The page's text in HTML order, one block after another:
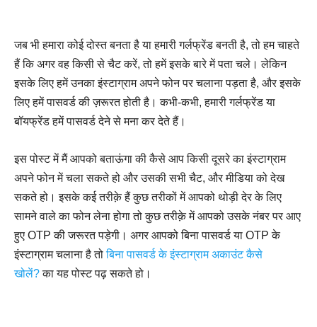
जब भी हमारा कोई दोस्त बनता है या हमारी गर्लफ्रेंड बनती है, तो हम चाहते
हैं कि अगर वह किसी से चैट करें, तो हमें इसके बारे में पता चले। लेकिन
इसके लिए हमें उनका इंस्टाग्राम अपने फोन पर चलाना पड़ता है, और इसके
लिए हमें पासवर्ड की ज़रूरत होती है। कभी-कभी, हमारी गर्लफ्रेंड या
बॉयफ्रेंड हमें पासवर्ड देने से मना कर देते हैं।
इस पोस्ट में मैं आपको बताऊंगा की कैसे आप किसी दूसरे का इंस्टाग्राम
अपने फोन में चला सकते हो और उसकी सभी चैट, और मीडिया को देख
सकते हो। इसके कई तरीक़े हैं कुछ तरीकों में आपको थोड़ी देर के लिए
सामने वाले का फोन लेना होगा तो कुछ तरीक़े में आपको उसके नंबर पर आए
हुए OTP की जरूरत पड़ेगी। अगर आपको बिना पासवर्ड या OTP के
इंस्टाग्राम चलाना है तोबिना पासवर्ड के इंस्टाग्राम अकाउंट कैसे
खोलें?का यह पोस्ट पढ़ सकते हो।